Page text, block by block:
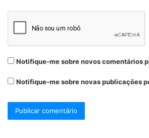
Notifique-me sobre novos comentários
Notifique-me sobre novas publicações